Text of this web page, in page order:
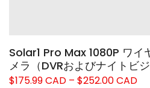
Solar1 Pro Max 1080P ワイ
メラ（DVRおよびナイトビジ
$175.99 CAD – $252.00 CAD